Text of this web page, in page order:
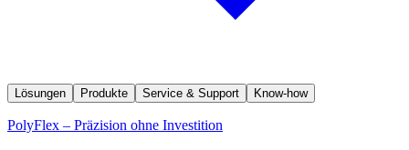
Lösungen Produkte Service & Support Know-how
PolyFlex – Präzision ohne Investition